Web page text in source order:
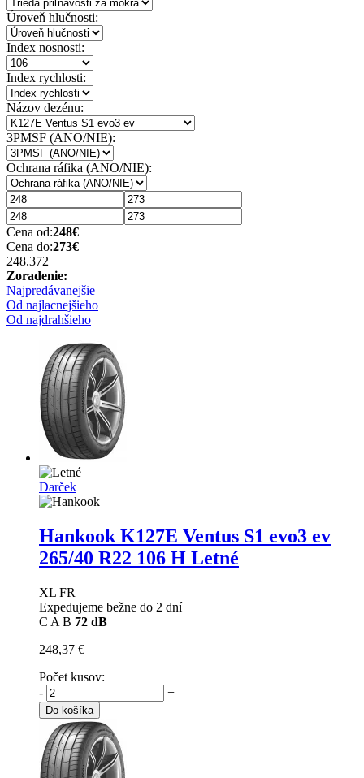
Úroveň hlučnosti:
Index nosnosti:
Index rychlosti:
Názov dezénu:
3PMSF (ANO/NIE):
Ochrana ráfika (ANO/NIE):
Cena od:248€
Cena do:273€
248.372
Zoradenie:
Najpredávanejšie
Od najlacnejšieho
Od najdrahšieho
Darček
Hankook K127E Ventus S1 evo3 ev
265/40 R22 106 H Letné
XL FR
Expedujeme bežne do 2 dní
C A B 72 dB
248,37 €
Počet kusov:
-
+
Do košíka